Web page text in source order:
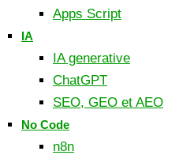
Apps Script
IA
IA generative
ChatGPT
SEO, GEO et AEO
No Code
n8n